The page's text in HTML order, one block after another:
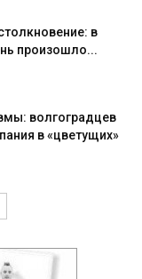
в
произошло...
волгоградцев
в «цветущих»